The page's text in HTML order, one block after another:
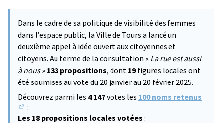
Dans le cadre de sa politique de visibilité des femmes
dans l’espace public, la Ville de Tours a lancé un
deuxième appel à idée ouvert aux citoyennes et
citoyens. Au terme de la consultation « La rue est aussi
à nous» 133 propositions, dont 19figures locales ont
été soumises au vote du 20 janvier au 20 février 2025.
Découvrez parmi les 4 147votes les 100 noms retenus
(S'ouvre dans un nouvel onglet)
:
Les 18 propositions locales votées :